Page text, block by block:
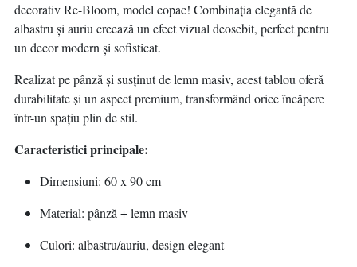
decorativ Re-Bloom, model copac! Combinația elegantă de
albastru și auriu creează un efect vizual deosebit, perfect pentru
un decor modern și sofisticat.
Realizat pe pânză și susținut de lemn masiv, acest tablou oferă
durabilitate și un aspect premium, transformând orice încăpere
într-un spațiu plin de stil.
Caracteristici principale:
Dimensiuni: 60 x 90 cm
Material: pânză + lemn masiv
Culori: albastru/auriu, design elegant